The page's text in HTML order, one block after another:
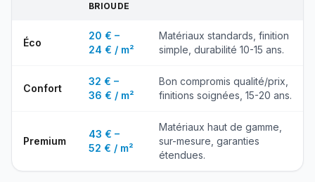
BRIOUDE
Éco
20 € –
24 € / m²
Matériaux standards, finition
simple, durabilité 10-15 ans.
Confort
32 € –
36 € / m²
Bon compromis qualité/prix,
finitions soignées, 15-20 ans.
Premium
43 € –
52 € / m²
Matériaux haut de gamme,
sur-mesure, garanties
étendues.